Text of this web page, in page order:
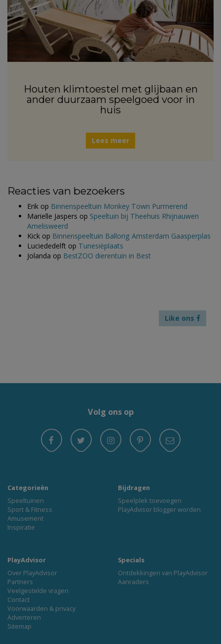
Houten klimtoestel met glijbaan en
ander duurzaam speelgoed voor in
huis
Lees meer
Reacties van bezoekers
Erik op Binnenspeeltuin Monkey Town Purmerend
Marielle Jaspers op Speeltuin bij Theehuis Rhijnauwen
Amelisweerd
Kick op Binnenspeeltuin Ballorig Amsterdam Gaasperplas
Luciededelft op Tunesiëplaats
Jolanda op BestZOO dierentuin in Best
Like ons
Volg ons op
Categorieën
Speeltuinen
Sport & Fitness
Amusement
Inspiratie
Bijdragen
Speelplek toevoegen
PlayAdvisor blogger worden
PlayAdvisor
Over PlayAdvisor
Partners
Veelgestelde vragen
Contact
Voorwaarden & privacy
Adverteren
Sitemap
Specials
Ontdekkingen van PlayAdvisor
Aanraders